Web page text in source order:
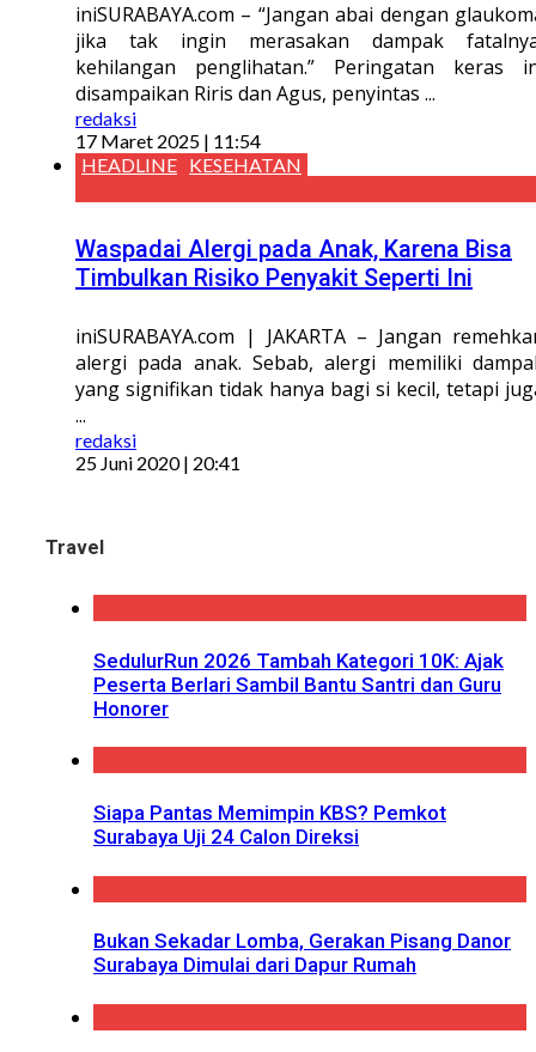
iniSURABAYA.com – “Jangan abai dengan
jika tak ingin merasakan dampak
kehilangan penglihatan.” Peringatan keras
disampaikan Riris dan Agus, penyintas ...
redaksi
17 Maret 2025 | 11:54
HEADLINE KESEHATAN
Waspadai Alergi pada Anak, Karena Bisa
Timbulkan Risiko Penyakit Seperti Ini
iniSURABAYA.com | JAKARTA – Jangan
alergi pada anak. Sebab, alergi memiliki
yang signifikan tidak hanya bagi si kecil, tetapi
...
redaksi
25 Juni 2020 | 20:41
Travel
SedulurRun 2026 Tambah Kategori 10K: Ajak
Peserta Berlari Sambil Bantu Santri dan Guru
Honorer
Siapa Pantas Memimpin KBS? Pemkot
Surabaya Uji 24 Calon Direksi
Bukan Sekadar Lomba, Gerakan Pisang Danor
Surabaya Dimulai dari Dapur Rumah